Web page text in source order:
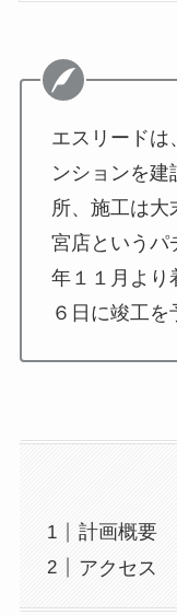
エスリードは
ンションを建
所、施工は大
宮店というパ
年１１月より
６日に竣工を
計画概要
アクセス